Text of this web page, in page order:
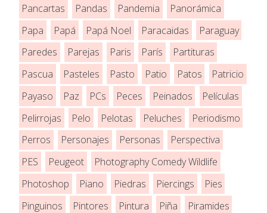
Pancartas
Pandas Pandemia
Panorámica
Papa
Papá Papá Noel Paracaidas
Paraguay
Paredes
Parejas Paris París
Partituras
Pascua
Pasteles Pasto Patio Patos
Patricio
Payaso
Paz PCs Peces Peinados
Películas
Pelirrojas
Pelo Pelotas Peluches
Periodismo
Perros
Personajes Personas
Perspectiva
PES
Peugeot
Photography Comedy Wildlife
Photoshop
Piano Piedras Piercings
Pies
Pinguinos
Pintores Pintura Piña
Piramides